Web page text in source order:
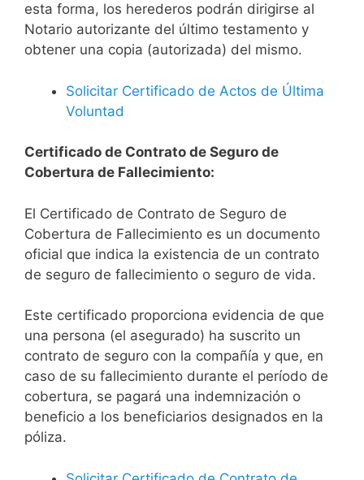
esta forma, los herederos podrán dirigirse al
Notario autorizante del último testamento y
obtener una copia (autorizada) del mismo.
Solicitar Certificado de Actos de Última
Voluntad
Certificado de Contrato de Seguro de
Cobertura de Fallecimiento:
El Certificado de Contrato de Seguro de
Cobertura de Fallecimiento es un documento
oficial que indica la existencia de un contrato
de seguro de fallecimiento o seguro de vida.
Este certificado proporciona evidencia de que
una persona (el asegurado) ha suscrito un
contrato de seguro con la compañía y que, en
caso de su fallecimiento durante el período de
cobertura, se pagará una indemnización o
beneficio a los beneficiarios designados en la
póliza.